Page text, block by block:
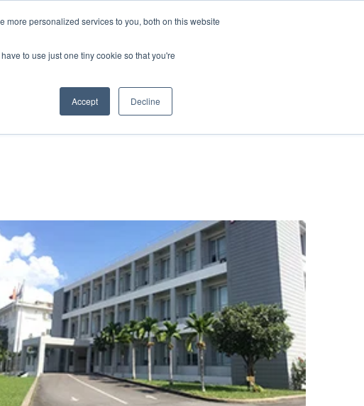
personalized services to you, both on this website
to use just one tiny cookie so that you're
Accept Decline
フリカ物流ソリューション
合一貫輸送